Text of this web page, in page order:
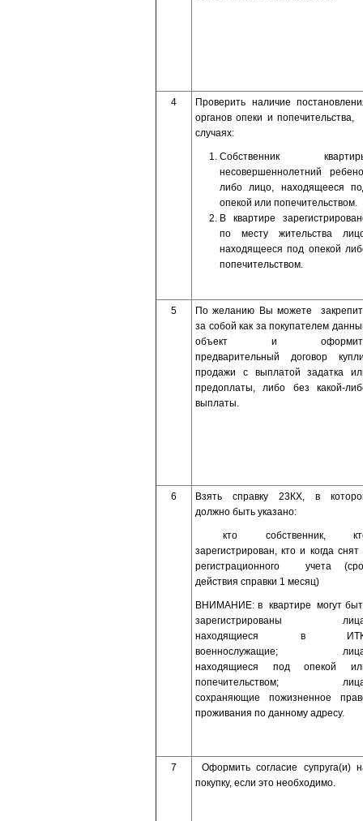
4
Проверить наличие
органов опеки и попечительства,
случаях:
Собственник
несовершеннолетний
либо лицо, находящееся
опекой или попечительством.
В квартире
по месту жительства
находящееся под опекой
попечительством.
5
По желанию Вы можете
за собой как за покупателем
объект и
предварительный договор
продажи с выплатой задатка
предоплаты, либо без какой-
выплаты.
6
Взять справку 23КХ, в
должно быть указано:
кто собственник,
зарегистрирован, кто и когда снят
регистрационного учета
действия справки 1 месяц)
ВНИМАНИЕ: в квартире могут
зарегистрированы
находящиеся в
военнослужащие;
находящиеся под опекой
попечительством;
сохраняющие пожизненное
проживания по данному адресу.
7
Оформить согласие супруга(и)
покупку, если это необходимо.